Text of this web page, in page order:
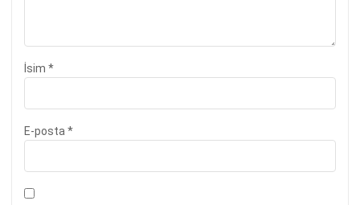
İsim *
E-posta *